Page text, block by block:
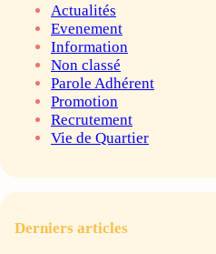
Actualités
Evenement
Information
Non classé
Parole Adhérent
Promotion
Recrutement
Vie de Quartier
Derniers articles